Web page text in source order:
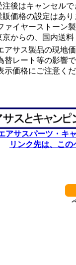
注後はキャンセル
販価格の設定はあ
ァイヤーストーン
京からの、国内送
アサス製品の現地
ート等の影響で
格にご注意くだ
アサスパーツ・キ
リンク先は、こ